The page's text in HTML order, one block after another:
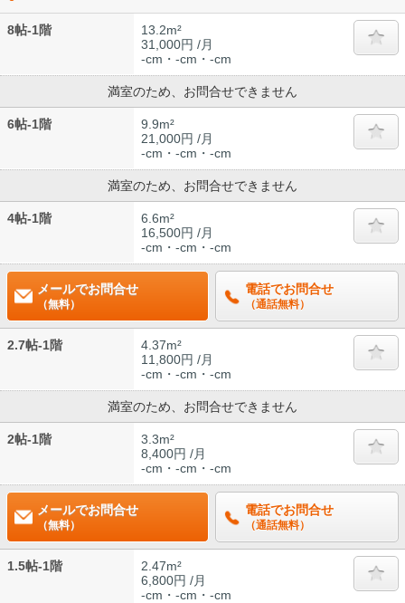
8帖-1階
13.2m²
31,000円 /月
-cm・-cm・-cm
満室のため、お問合せできません
6帖-1階
9.9m²
21,000円 /月
-cm・-cm・-cm
満室のため、お問合せできません
4帖-1階
6.6m²
16,500円 /月
-cm・-cm・-cm
メールでお問合せ
（無料）
電話でお問合せ
（通話無料）
2.7帖-1階
4.37m²
11,800円 /月
-cm・-cm・-cm
満室のため、お問合せできません
2帖-1階
3.3m²
8,400円 /月
-cm・-cm・-cm
メールでお問合せ
（無料）
電話でお問合せ
（通話無料）
1.5帖-1階
2.47m²
6,800円 /月
-cm・-cm・-cm